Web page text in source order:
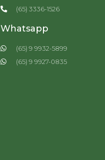
(65) 3336-1526
Whatsapp
(65) 9 9932-5899
(65) 9 9927-0835